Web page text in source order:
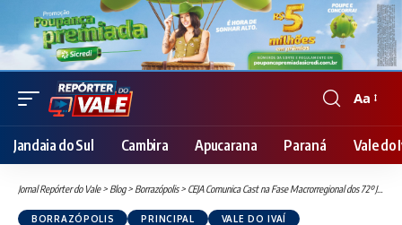
Font
Resizer
Aa
Jandaia do Sul Cambira Apucarana Paraná Vale do
Jornal Repórter do Vale> Blog> Borrazópolis> CEJA Comunica Cast na Fase Macrorregional dos 72º Jogos Escolares do Paraná em IVAIPORÃ
BORRAZÓPOLIS PRINCIPAL VALE DO IVAÍ